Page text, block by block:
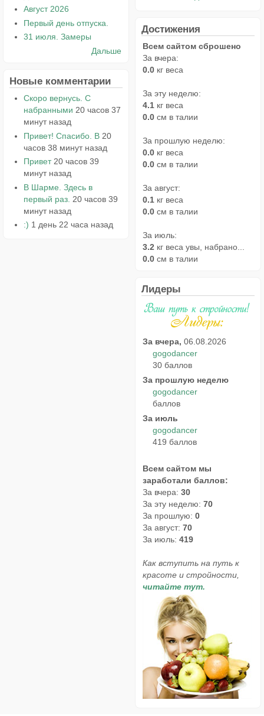
Август 2026
Первый день отпуска.
31 июля. Замеры
Дальше
Новые комментарии
Скоро вернусь. С
набранными 20 часов 37
минут назад
Привет! Спасибо. В 20
часов 38 минут назад
Привет 20 часов 39
минут назад
В Шарме. Здесь в
первый раз. 20 часов 39
минут назад
:) 1 день 22 часа назад
Достижения
Всем сайтом сброшено
За вчера:
0.0 кг веса
За эту неделю:
4.1 кг веса
0.0 см в талии
За прошлую неделю:
0.0 кг веса
0.0 см в талии
За август:
0.1 кг веса
0.0 см в талии
За июль:
3.2 кг веса увы, набрано...
0.0 см в талии
Лидеры
За вчера, 06.08.2026
gogodancer
30 баллов
За прошлую неделю
gogodancer
баллов
За июль
gogodancer
419 баллов
Всем сайтом мы
заработали баллов:
За вчера: 30
За эту неделю: 70
За прошлую: 0
За август: 70
За июль: 419
Как вступить на путь к
красоте и стройности,
читайте тут.